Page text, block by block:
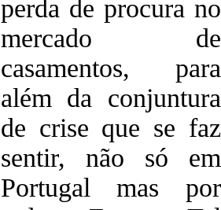
perda de procura no
mercado de
casamentos, para
além da conjuntura
de crise que se faz
sentir, não só em
Portugal mas por